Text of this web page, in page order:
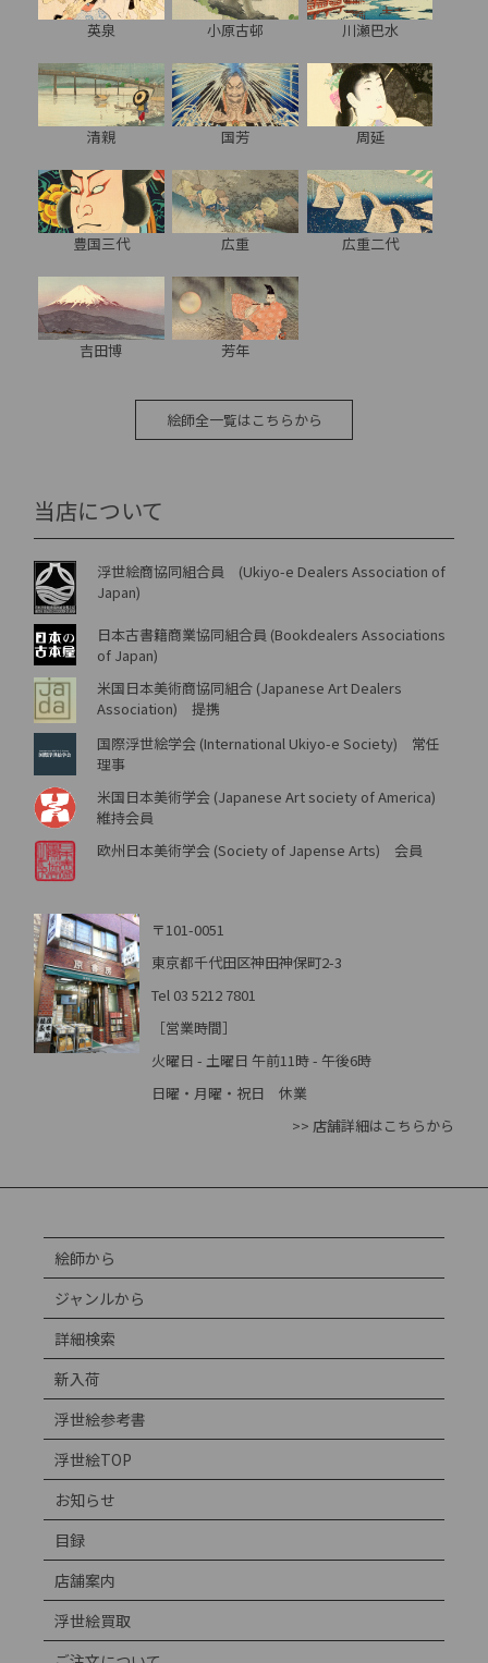
英泉 小原古邨 川瀬巴水
清親 国芳 周延
豊国三代 広重 広重二代
吉田博 芳年
絵師全一覧はこちらから
当店について
浮世絵商協同組合員 (Ukiyo-e Dealers Association of
Japan)
日本古書籍商業協同組合員 (Bookdealers Associations
of Japan)
米国日本美術商協同組合 (Japanese Art Dealers
Association) 提携
国際浮世絵学会 (International Ukiyo-e Society) 常任
理事
米国日本美術学会 (Japanese Art society of America)
維持会員
欧州日本美術学会 (Society of Japense Arts) 会員
〒101-0051
東京都千代田区神田神保町2-3
Tel 03 5212 7801
［営業時間］
火曜日 - 土曜日 午前11時 - 午後6時
日曜・月曜・祝日 休業
>> 店舗詳細はこちらから
絵師から
ジャンルから
詳細検索
新入荷
浮世絵参考書
浮世絵TOP
お知らせ
目録
店舗案内
浮世絵買取